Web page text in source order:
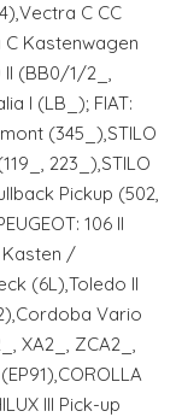
C CC
C Kastenwagen
II (BB0/1/2_,
I (LB_); FIAT:
(345_),STILO
223_),STILO
Pickup (502,
106 II
Kasten /
(6L),Toledo II
Vario
XA2_, ZCA2_,
III Pick-up